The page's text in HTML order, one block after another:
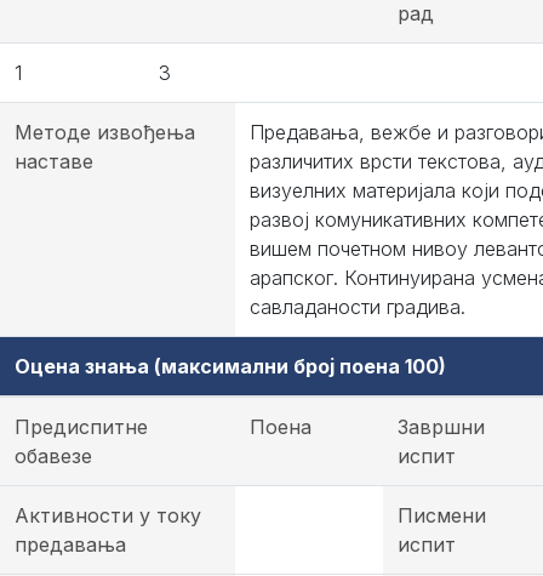
рад
1 3
Методе извођења
наставе
Предавања, вежбе и
различитих врсти текстова,
визуелних материјала који
развој комуникативних
вишем почетном нивоу
арапског. Континуирана
савладаности градива.
Оцена знања (максимални број поена 100)
Предиспитне
обавезе
Поена
Завршни
испит
Активности у току
предавања
Писмени
испит